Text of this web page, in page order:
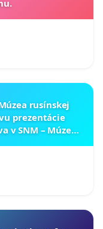
rusínskej
prezentácie
v SNM – Múzeu